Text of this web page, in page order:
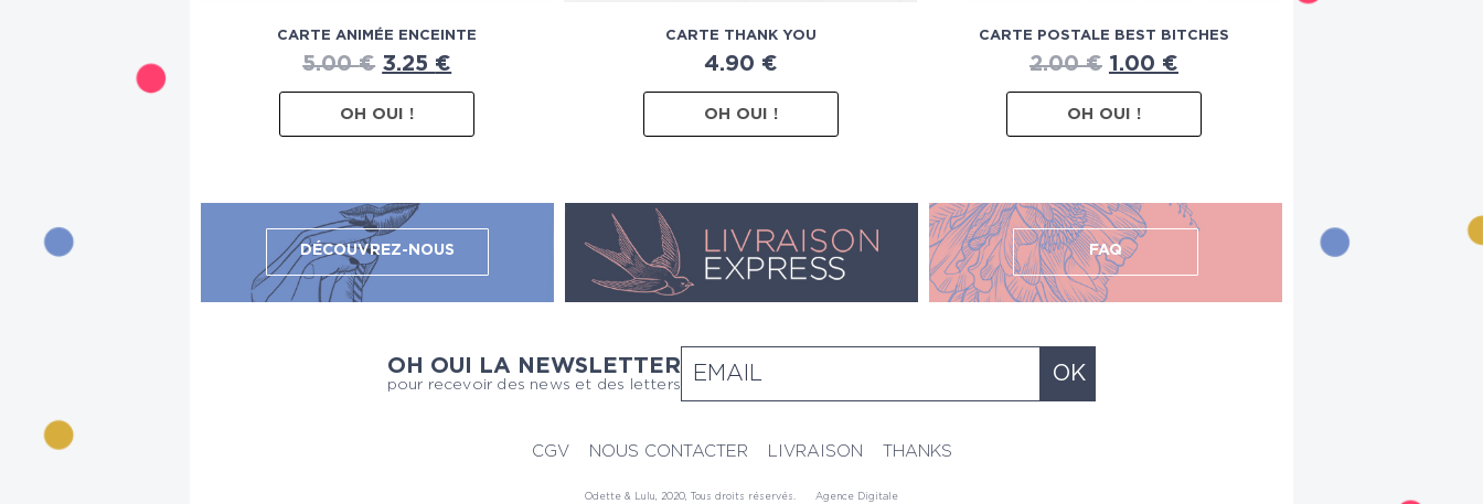
CARTE ANIMÉE ENCEINTE
5.00€ 3.25 €
OH OUI !
CARTE THANK YOU
4.90 €
OH OUI !
CARTE POSTALE BEST BITCHES
2.00€ 1.00 €
OH OUI !
DÉCOUVREZ-NOUS FAQ
OH OUI LA NEWSLETTER
pour recevoir des news et des letters
CGV NOUS CONTACTER LIVRAISON THANKS
Odette & Lulu, 2020, Tous droits réservés. Agence Digitale